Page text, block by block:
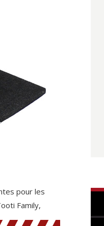
pour les
Family,